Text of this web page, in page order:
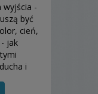
wyjścia -
być
cień,
jak
i